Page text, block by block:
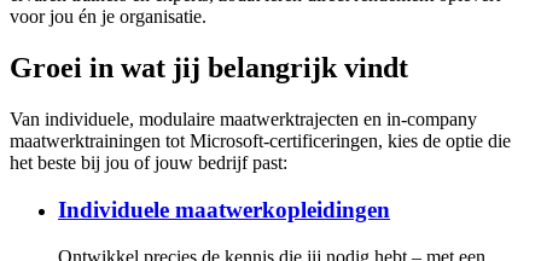
voor jou én je organisatie.
Groei in wat jij belangrijk vindt
Van individuele, modulaire maatwerktrajecten en in-company
maatwerktrainingen tot Microsoft-certificeringen, kies de optie die
het beste bij jou of jouw bedrijf past:
Individuele maatwerkopleidingen
Ontwikkel precies de kennis die jij nodig hebt – met een